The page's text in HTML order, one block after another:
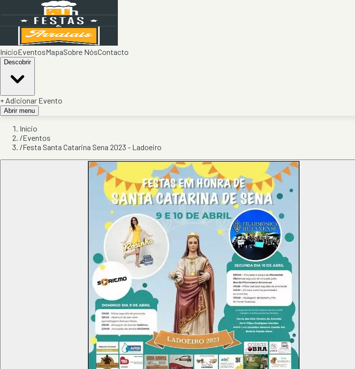
InícioEventosMapaSobre NósContacto
Descobrir
+ Adicionar Evento
Abrir menu
Início
/Eventos
/Festa Santa Catarina Sena 2023 - Ladoeiro